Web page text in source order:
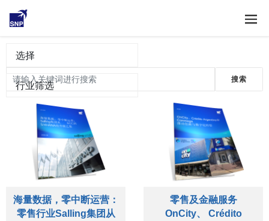
选择
行业筛选
海量数据，零中断运营：
零售行业Salling集团从
零售及金融服务
OnCity、 Crédito